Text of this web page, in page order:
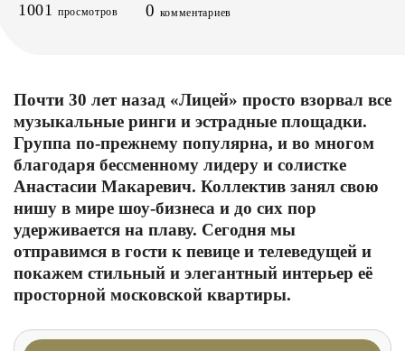
1001 просмотров 0 комментариев
Почти 30 лет назад «Лицей» просто взорвал все
музыкальные ринги и эстрадные площадки.
Группа по-прежнему популярна, и во многом
благодаря бессменному лидеру и солистке
Анастасии Макаревич. Коллектив занял свою
нишу в мире шоу-бизнеса и до сих пор
удерживается на плаву. Сегодня мы
отправимся в гости к певице и телеведущей и
покажем стильный и элегантный интерьер её
просторной московской квартиры.